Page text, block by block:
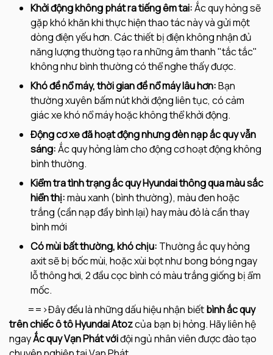
Khởi động không phát ra tiếng êm tai:Ắc quy hỏng sẽ
gặp khó khăn khi thực hiện thao tác này và gửi một
dòng điện yếu hơn. Các thiết bị điện không nhận đủ
năng lượng thường tạo ra những âm thanh "tắc tắc"
không như bình thường có thể nghe thấy được.
Khó đề nổ máy, thời gian đề nổ máy lâu hơn:Bạn
thường xuyên bấm nút khởi động liên tục, có cảm
giác xe khó nổ máy hoặc không thể khởi động.
Động cơ xe đã hoạt động nhưng đèn nạp ắc quy vẫn
sáng:Ắc quy hỏng làm cho động cơ hoạt động không
bình thường.
Kiểm tra tình trạng ắc quy Hyundai thông qua màu sắc
hiển thị:màu xanh (bình thường), màu đen hoặc
trắng (cần nạp đầy bình lại) hay màu đỏ là cần thay
bình mới
Có mùi bất thường, khó chịu: Thường ắc quy hỏng
axit sẽ bị bốc mùi, hoặc xùi bọt như bong bóng ngay
lỗ thông hơi, 2 đầu cọc bình có màu trắng giống bị ẩm
mốc.
==>Đây đều là những dấu hiệu nhận biếtbìnhắc quy
trên chiếc ô tôHyundai Atozcủa bạn bị hỏng. Hãy liên hệ
ngayẮc quy Vạn Phát vớiđội ngủ nhân viên được đào tạo